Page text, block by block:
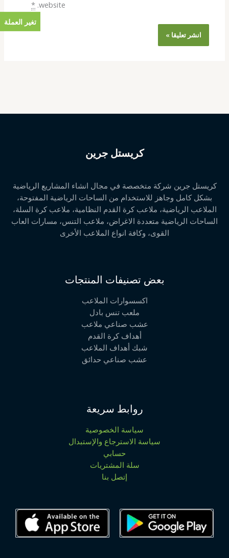
website.
*
كريستل جرين
كريستل جرين شركة متخصصة في مجال انشاء المشاريع الرياضية
بشكل كامل وجاهز للاستخدام من الساحات الرياضية المفتوحة،
الملاعب الرياضية، ملاعب كرة القدم النظامية، ملاعب كرة السلة،
الساحات الرياضية متعددة الاغراض، ملاعب التنس، مسارات العاب
القوى، وكافة انواع الملاعب الأخرى
بعض تصنيفات المنتجات
اكسسوارات الملاعب
ملعب تنس بادل
عشب صناعي ملاعب
أهداف كرة القدم
شبك أهداف الملاعب
عشب صناعي حدائق
روابط سريعة
سياسة الخصوصية
سياسة الاسترجاع والإستبدال
حسابي
سلة المشتريات
إتصل بنا
تغير العملة